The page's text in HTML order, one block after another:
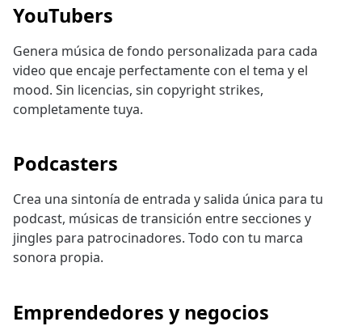
YouTubers
Genera música de fondo personalizada para cada
video que encaje perfectamente con el tema y el
mood. Sin licencias, sin copyright strikes,
completamente tuya.
Podcasters
Crea una sintonía de entrada y salida única para tu
podcast, músicas de transición entre secciones y
jingles para patrocinadores. Todo con tu marca
sonora propia.
Emprendedores y negocios